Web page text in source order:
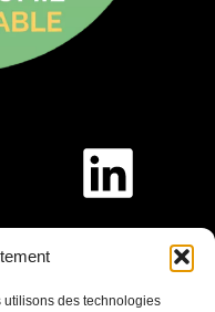
utilisons des technologies